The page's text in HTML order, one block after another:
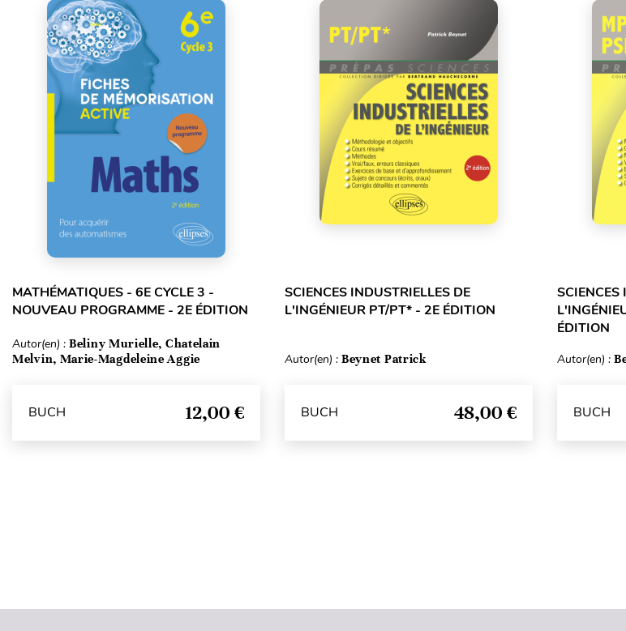
MATHÉMATIQUES - 6E CYCLE 3 -
NOUVEAU PROGRAMME - 2E ÉDITION
Autor(en) : Beliny Murielle, Chatelain
Melvin, Marie-Magdeleine Aggie
BUCH 12,00 €
SCIENCES INDUSTRIELLES DE
L'INGÉNIEUR PT/PT* - 2E ÉDITION
Autor(en) : Beynet Patrick
BUCH 48,00 €
SCIENCES
ÉDITION
Autor(en) :
BUCH